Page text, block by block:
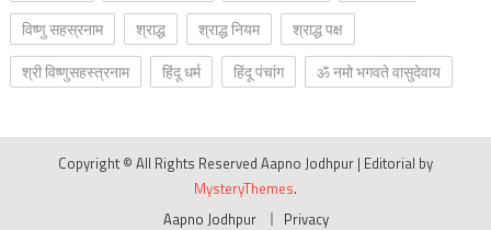
विष्णु सहस्रनाम
श्राद्ध श्राद्ध नियम
श्राद्ध पक्ष
श्री विष्णुसहस्त्रनाम
हिंदू धर्म हिंदू पंचांग ॐ नमो भगवते वासुदेवाय
Copyright © All Rights Reserved Aapno Jodhpur | Editorial by
MysteryThemes.
Aapno Jodhpur
Privacy